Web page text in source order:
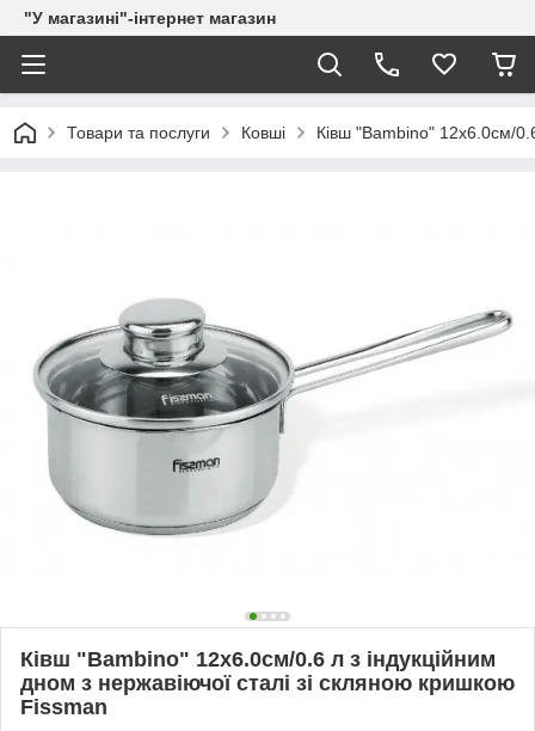
"У магазині"-інтернет магазин
Товари та послуги Ковші Ківш "Bambino" 12х6.0см/
Ківш "Bambino" 12х6.0см/0.6 л з індукційним
дном з нержавіючої сталі зі скляною кришкою
Fissman